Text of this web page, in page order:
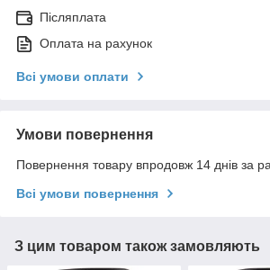
Післяплата
Оплата на рахунок
Всі умови оплати
Умови повернення
Повернення товару впродовж 14 днів за
Всі умови повернення
З цим товаром також замовляють